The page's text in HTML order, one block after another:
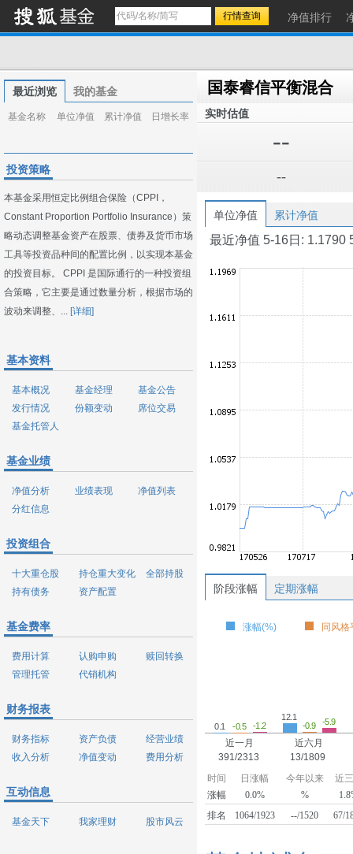
净值排行
最近浏览 我的基金
基金名称 单位净值 累计净值 日增长率
投资策略
本基金采用恒定比例组合保险（CPPI，
Constant Proportion Portfolio Insurance）策
略动态调整基金资产在股票、债券及货币市场
工具等投资品种间的配置比例，以实现本基金
的投资目标。 CPPI 是国际通行的一种投资组
合策略，它主要是通过数量分析，根据市场的
波动来调整、... [详细]
基本资料
基本概况 基金经理
基金公告
发行情况
份额变动
席位交易
基金托管人
基金业绩
净值分析 业绩表现
净值列表
分红信息
投资组合
十大重仓股 持仓重大变化
全部持股
持有债务
资产配置
基金费率
费用计算 认购申购
赎回转换
管理托管
代销机构
财务报表
财务指标 资产负债
经营业绩
收入分析
净值变动 费用分析
互动信息
基金天下 我家理财 股市风云
国泰睿信平衡混合
实时估值
--
--
单位净值 累计净值
最近净值 5-16日: 1.1790
阶段涨幅 定期涨幅
涨幅(%) 同风格
0.1 -0.5 -1.2
近一月
391/2313
12.1
-0.9
-5.9
近六月
13/1809
时间
日涨幅 今年以来
近
涨幅
0.0% %
排名
1064/1923 --/1520 67/